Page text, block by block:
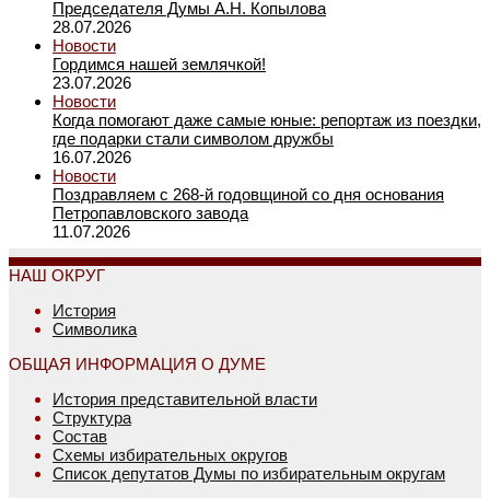
Председателя Думы А.Н. Копылова
28.07.2026
Новости
Гордимся нашей землячкой!
23.07.2026
Новости
Когда помогают даже самые юные: репортаж из поездки,
где подарки стали символом дружбы
16.07.2026
Новости
Поздравляем с 268-й годовщиной со дня основания
Петропавловского завода
11.07.2026
НАШ ОКРУГ
История
Символика
ОБЩАЯ ИНФОРМАЦИЯ О ДУМЕ
История представительной власти
Структура
Состав
Схемы избирательных округов
Список депутатов Думы по избирательным округам